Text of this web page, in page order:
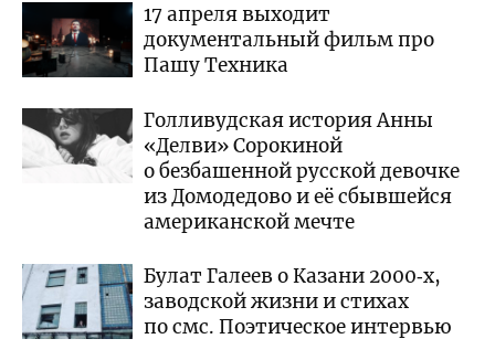
17 апреля выходит
документальный фильм про
Пашу Техника
Голливудская история Анны
«Делви» Сорокиной
о безбашенной русской девочке
из Домодедово и её сбывшейся
американской мечте
Булат Галеев о Казани 2000‑х,
заводской жизни и стихах
по смс. Поэтическое интервью